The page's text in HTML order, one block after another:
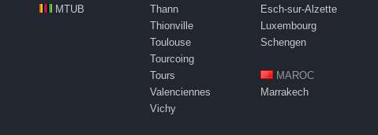
MTUB
Thann
Thionville
Toulouse
Tourcoing
Tours
Valenciennes
Vichy
Esch-sur-Alzette
Luxembourg
Schengen
MAROC
Marrakech